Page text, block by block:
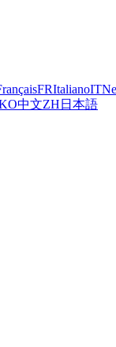
FRItalianoIT
中文ZH 日本語